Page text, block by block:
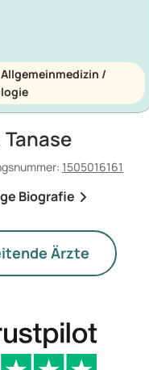
/
Tanase
1505016161
Biografie
Ärzte